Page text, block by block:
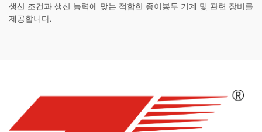
생산 조건과 생산 능력에 맞는 적합한 종이봉투 기계 및 관련 장비를
제공합니다.